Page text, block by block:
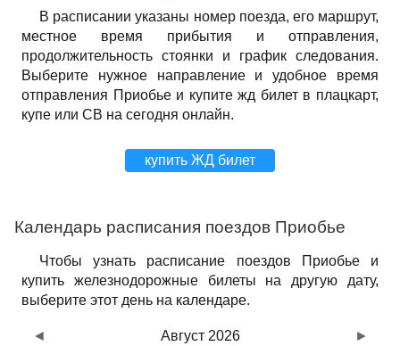
В расписании указаны номер поезда, его маршрут,
местное время прибытия и отправления,
продолжительность стоянки и график следования.
Выберите нужное направление и удобное время
отправления Приобье и купите жд билет в плацкарт,
купе или СВ на сегодня онлайн.
купить ЖД билет
Календарь расписания поездов Приобье
Чтобы узнать расписание поездов Приобье и
купить железнодорожные билеты на другую дату,
выберите этот день на календаре.
Август 2026
◄ ►